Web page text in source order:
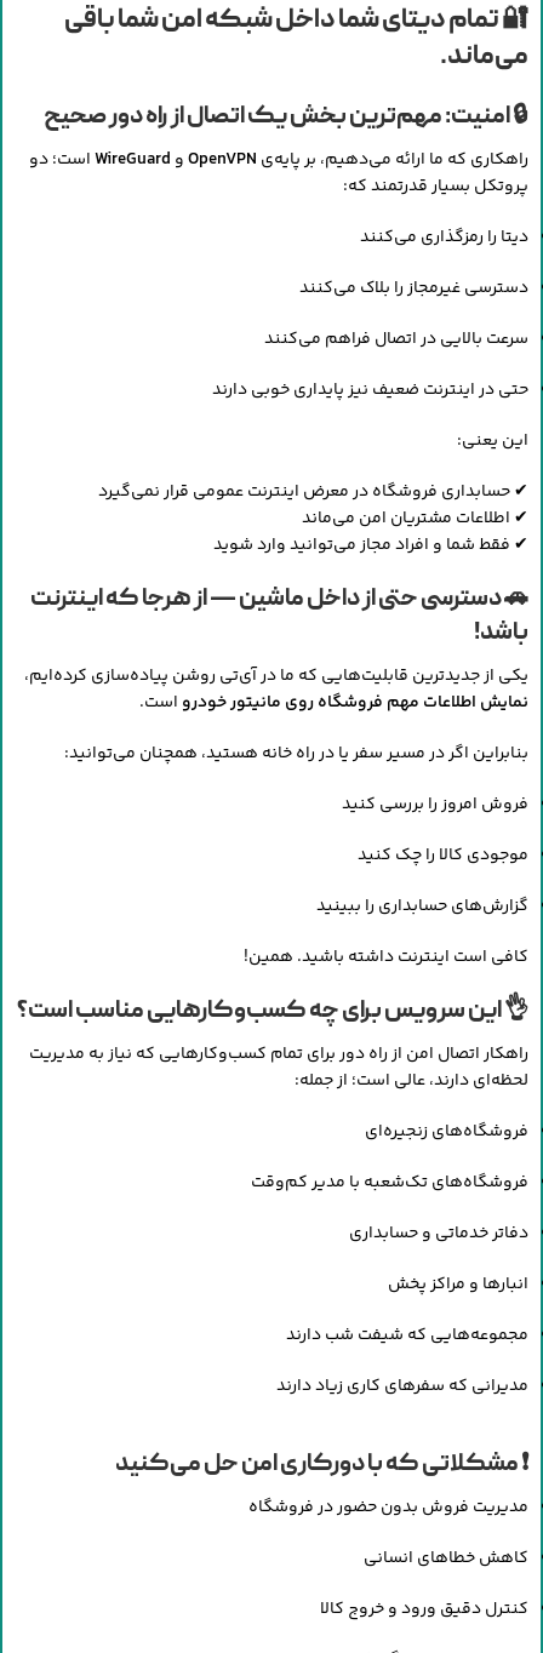
🔐تمام دیتای شما داخل شبکه امن شما باقی
می‌ماند.
🔒 امنیت: مهم‌ترین بخش یک اتصال از راه دور صحیح
راهکاری که ما ارائه می‌دهیم، بر پایه‌ی OpenVPNو WireGuardاست؛ دو
پروتکل بسیار قدرتمند که:
دیتا را رمزگذاری می‌کنند
دسترسی غیرمجاز را بلاک می‌کنند
سرعت بالایی در اتصال فراهم می‌کنند
حتی در اینترنت ضعیف نیز پایداری خوبی دارند
این یعنی:
✔ حسابداری فروشگاه در معرض اینترنت عمومی قرار نمی‌گیرد
✔ اطلاعات مشتریان امن می‌ماند
✔ فقط شما و افراد مجاز می‌توانید وارد شوید
🚗 دسترسی حتی از داخل ماشین — از هرجا که اینترنت
باشد!
یکی از جدیدترین قابلیت‌هایی که ما در آی‌تی روشن پیاده‌سازی کرده‌ایم،
نمایش اطلاعات مهم فروشگاه روی مانیتور خودرو است.
بنابراین اگر در مسیر سفر یا در راه خانه هستید، همچنان می‌توانید:
فروش امروز را بررسی کنید
موجودی کالا را چک کنید
گزارش‌های حسابداری را ببینید
کافی است اینترنت داشته باشید. همین!
👌 این سرویس برای چه کسب‌وکارهایی مناسب است؟
راهکار اتصال امن از راه دور برای تمام کسب‌وکارهایی که نیاز به مدیریت
لحظه‌ای دارند، عالی است؛ از جمله:
فروشگاه‌های زنجیره‌ای
فروشگاه‌های تک‌شعبه با مدیر کم‌وقت
دفاتر خدماتی و حسابداری
انبارها و مراکز پخش
مجموعه‌هایی که شیفت شب دارند
مدیرانی که سفرهای کاری زیاد دارند
❗ مشکلاتی که با دورکاری امن حل می‌کنید
مدیریت فروش بدون حضور در فروشگاه
کاهش خطاهای انسانی
کنترل دقیق ورود و خروج کالا